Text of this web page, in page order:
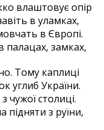
влаштовує опір
в уламках,
в Європі.
палацах, замках,
Тому каплиці
углиб України.
чужої столиці.
підняти з руїни,